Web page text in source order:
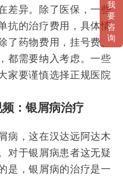
差异。除了医保，一些
抗的治疗费用，具体情
了药物费用，挂号费、
都需要纳入考虑。一些
家要谨慎选择正规医院
：银屑病治疗
病，这在汉达远阿达木
对于银屑病患者这无疑
是，银屑病的治疗是一
我
要
咨
询